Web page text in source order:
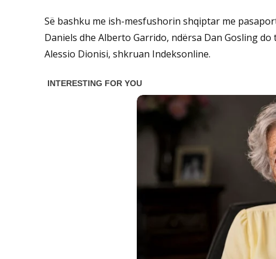
Së bashku me ish-mesfushorin shqiptar me
Daniels dhe Alberto Garrido, ndërsa Dan Gosling
Alessio Dionisi, shkruan Indeksonline.